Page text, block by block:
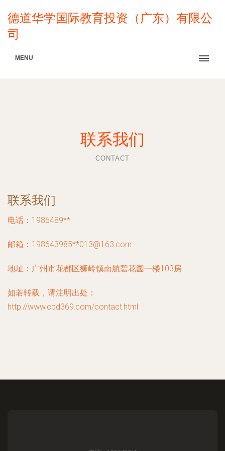
德道华学国际教育投资（广东）有限公
司
MENU
联系我们
CONTACT
联系我们
电话：1986489**
邮箱：198643985**013@163.com
地址：广州市花都区狮岭镇南航碧花园一楼103房
如若转载，请注明出处：
http://www.cpd369.com/contact.html